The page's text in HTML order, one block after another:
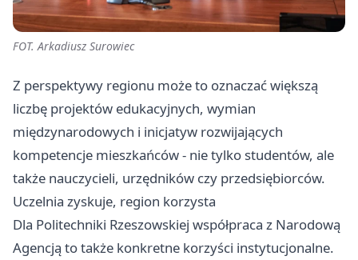
FOT. Arkadiusz Surowiec
Z perspektywy regionu może to oznaczać większą
liczbę projektów edukacyjnych, wymian
międzynarodowych i inicjatyw rozwijających
kompetencje mieszkańców - nie tylko studentów, ale
także nauczycieli, urzędników czy przedsiębiorców.
Uczelnia zyskuje, region korzysta
Dla Politechniki Rzeszowskiej współpraca z Narodową
Agencją to także konkretne korzyści instytucjonalne.